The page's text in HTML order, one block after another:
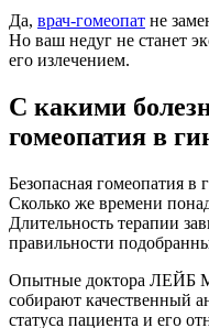
Да, врач-гомеопат не
Но ваш недуг не станет
его излечением.
С какими
гомеопатия в
Безопасная гомеопатия в
Сколько же времени
Длительность терапии
правильности
Опытные доктора ЛЕЙБ
собирают качественный
статуса пациента и его